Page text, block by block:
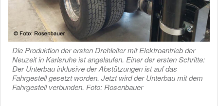
Die Produktion der ersten Drehleiter mit Elektroantrieb der
Neuzeit in Karlsruhe ist angelaufen. Einer der ersten Schritte:
Der Unterbau inklusive der Abstützungen ist auf das
Fahrgestell gesetzt worden. Jetzt wird der Unterbau mit dem
Fahrgestell verbunden. Foto: Rosenbauer